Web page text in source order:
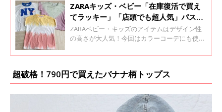
ZARAキッズ・ベビー「在庫復活で買え
てラッキー」「店頭でも超人気」パステ
ル系アイテム4選
ZARAベビー・キッズのアイテムはデザイン性
の高さが大人気！今回はカラーコーデにも使え
ゃれママが買ったお気に入りアイテムをチェッ
超破格！790円で買えたバナナ柄トップス